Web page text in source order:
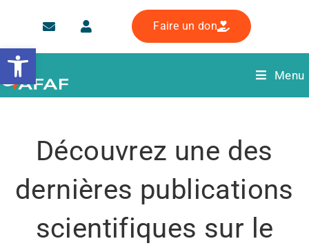
Ouvrir la barre d’outils
Faire un don
Menu
Découvrez une des
dernières publications
scientifiques sur le